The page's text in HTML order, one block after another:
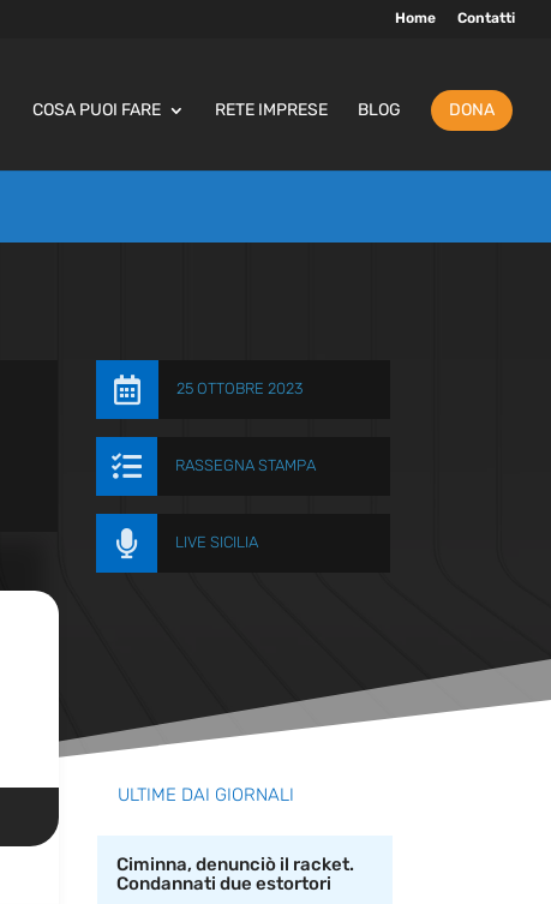
Home Contatti
COSA PUOI FARE RETE IMPRESE BLOG DONA
 25 OTTOBRE 2023
 RASSEGNA STAMPA
 LIVE SICILIA
ULTIME DAI GIORNALI
Ciminna, denunciò il racket.
Condannati due estortori